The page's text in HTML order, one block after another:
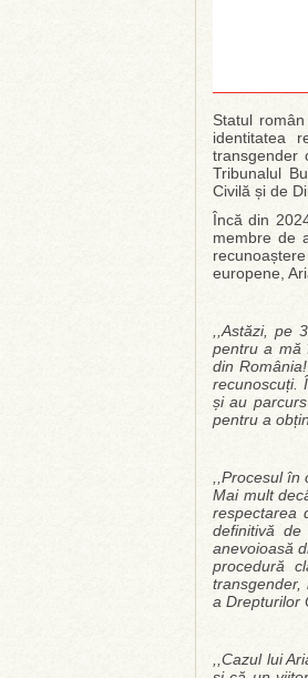
Statul
identitatea
transgender
Tribunalul
Civilă și de
Încă din
membre de
europene,
,,Astăzi, pe
pentru a mă
din
recunoscuți.
și au
pentru a
,,Procesul
Mai mult
respectarea
definitivă
anevoioasă
procedură
transgender,
a Drepturilor
,,Cazul lui